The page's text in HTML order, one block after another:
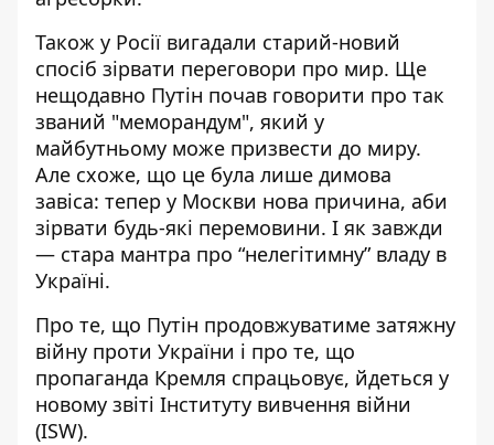
Також у Росії вигадали старий-новий
спосіб зірвати переговори про мир. Ще
нещодавно Путін почав говорити про так
званий "меморандум", який у
майбутньому може призвести до миру.
Але схоже, що це була лише димова
завіса: тепер у Москви нова причина, аби
зірвати будь-які перемовини. І як завжди
— стара мантра про “нелегітимну” владу в
Україні.
Про те, що Путін продовжуватиме затяжну
війну проти України і про те, що
пропаганда Кремля спрацьовує, йдеться у
новому звіті Інституту вивчення війни
(ISW).